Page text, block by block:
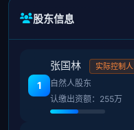
股东信息
1
张国林 实际控制人
自然人股东
认缴出资额：255万